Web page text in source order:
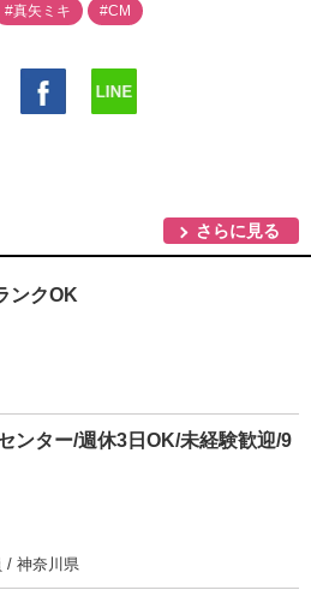
#真矢ミキ #CM
さらに見る
ンクOK
ンター/週休3日OK/未経験歓迎/9
/ 神奈川県